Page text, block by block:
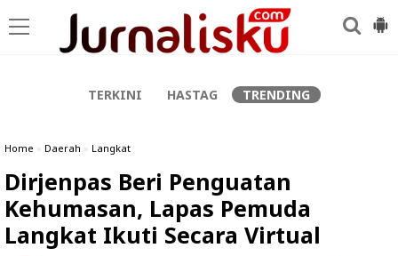
TERKINI HASTAG TRENDING
Home » Daerah » Langkat
Dirjenpas Beri Penguatan
Kehumasan, Lapas Pemuda
Langkat Ikuti Secara Virtual